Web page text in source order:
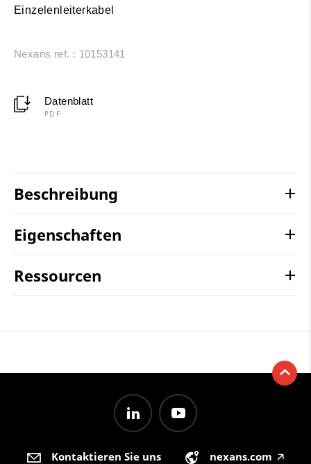
Einzelenleiterkabel
Nexans ref. : 10153141
Datenblatt
PDF
Beschreibung
Eigenschaften
Ressourcen
Kontaktieren Sie uns nexans.com 🡥